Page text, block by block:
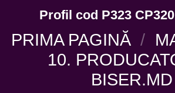
Profil cod P323
PRIMA PAGINĂ /
10.
BISER.MD